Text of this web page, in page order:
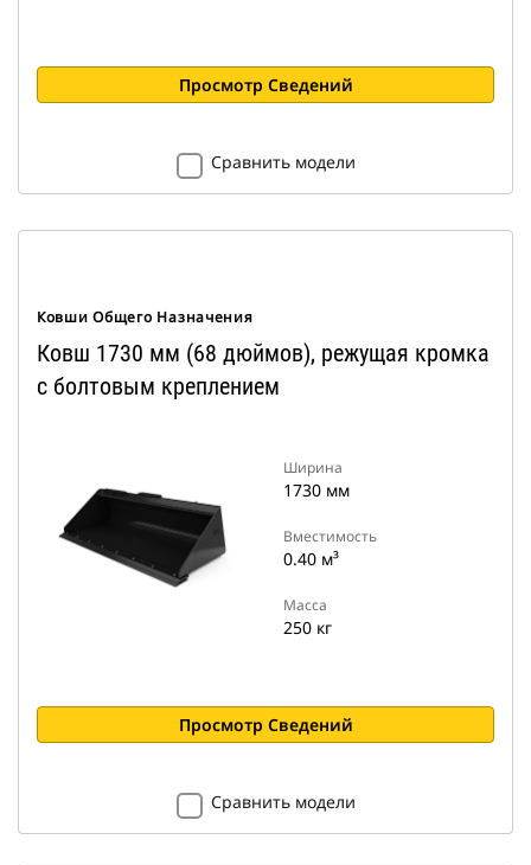
Просмотр Сведений
Сравнить модели
Ковши Общего Назначения
Ковш 1730 мм (68 дюймов), режущая кромка
с болтовым креплением
Ширина
1730 мм
Вместимость
0.40 м³
Масса
250 кг
Просмотр Сведений
Сравнить модели